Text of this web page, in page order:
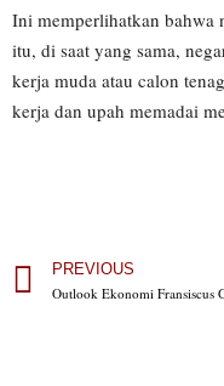
Ini memperlihatkan bahwa
itu, di saat yang sama,
kerja muda atau calon
kerja dan upah memadai
PREVIOUS
Outlook Ekonomi Fransiscus